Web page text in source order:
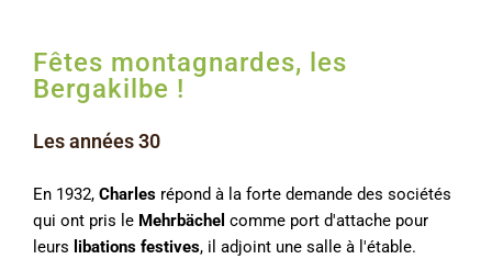
Fêtes montagnardes, les
Bergakilbe !
Les années 30
En 1932, Charles répond à la forte demande des sociétés
qui ont pris le Mehrbächel comme port d'attache pour
leurs libations festives, il adjoint une salle à l'étable.